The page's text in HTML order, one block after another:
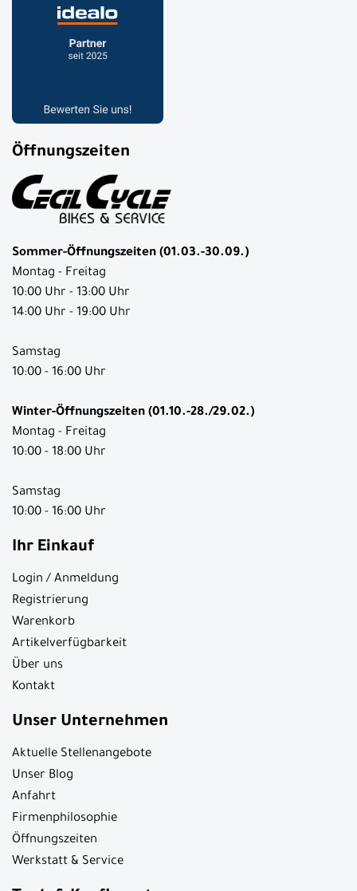
Öffnungszeiten
Sommer-Öffnungszeiten (01.03.-30.09.)
Montag - Freitag
10:00 Uhr - 13:00 Uhr
14:00 Uhr - 19:00 Uhr
Samstag
10:00 - 16:00 Uhr
Winter-Öffnungszeiten (01.10.-28./29.02.)
Montag - Freitag
10:00 - 18:00 Uhr
Samstag
10:00 - 16:00 Uhr
Ihr Einkauf
Login / Anmeldung
Registrierung
Warenkorb
Artikelverfügbarkeit
Über uns
Kontakt
Unser Unternehmen
Aktuelle Stellenangebote
Unser Blog
Anfahrt
Firmenphilosophie
Öffnungszeiten
Werkstatt & Service